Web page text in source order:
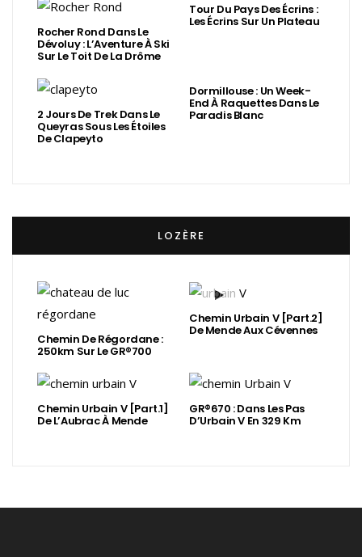
Rocher Rond Dans Le
Dévoluy : L’Aventure À Ski
Sur Le Toit De La Drôme
Tour Du Pays Des Écrins :
Les Écrins Sur Un Plateau
2 Jours De Trek Dans Le
Queyras Sous Les Étoiles
De Clapeyto
Dormillouse : Un Week-
End À Raquettes Dans Le
Paradis Blanc
LOZÈRE
Chemin De Régordane :
250km Sur Le GR®700
Chemin Urbain V [Part.2]
De Mende Aux Cévennes
Chemin Urbain V [Part.1]
De L’Aubrac À Mende
GR®670 : Dans Les Pas
D’Urbain V En 329 Km